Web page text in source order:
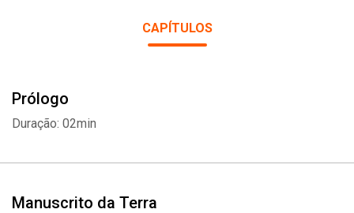
CAPÍTULOS
Prólogo
Duração: 02min
Manuscrito da Terra